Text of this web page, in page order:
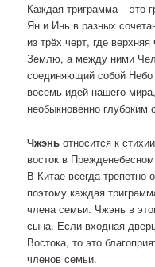
Каждая триграмма – это
Ян и Инь в разных
из трёх черт, где
Землю, а между ними
соединяющий собой
восемь идей нашего
необыкновенно
Чжэнь относится к
восток в
В Китае всегда трепетно
поэтому каждая
члена семьи. Чжэнь в
сына. Если входная
Востока, то это
членов семьи.